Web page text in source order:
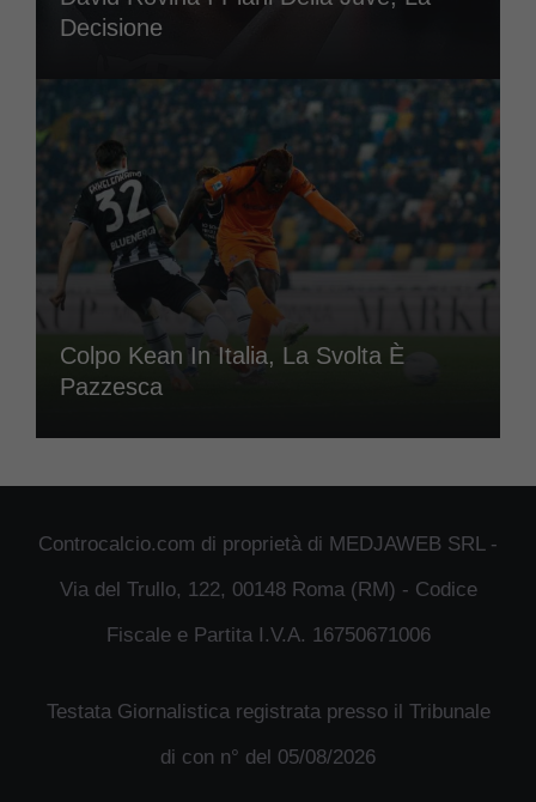
Decisione
Colpo Kean In Italia, La Svolta È
Pazzesca
Controcalcio.com di proprietà di MEDJAWEB SRL -
Via del Trullo, 122, 00148 Roma (RM) - Codice
Fiscale e Partita I.V.A. 16750671006
Testata Giornalistica registrata presso il Tribunale
di con n° del 05/08/2026